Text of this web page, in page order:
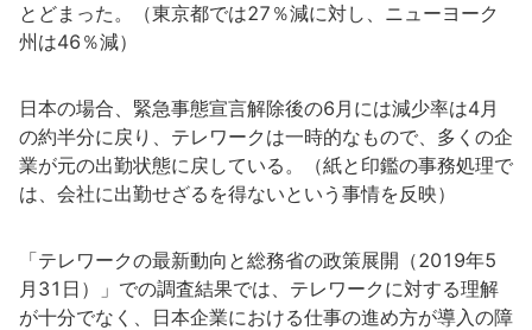
とどまった。（東京都では27％減に対し、ニューヨーク
州は46％減）
日本の場合、緊急事態宣言解除後の6月には減少率は4月
の約半分に戻り、テレワークは一時的なもので、多くの企
業が元の出勤状態に戻している。（紙と印鑑の事務処理で
は、会社に出勤せざるを得ないという事情を反映）
「テレワークの最新動向と総務省の政策展開（2019年5
月31日）」での調査結果では、テレワークに対する理解
が十分でなく、日本企業における仕事の進め方が導入の障